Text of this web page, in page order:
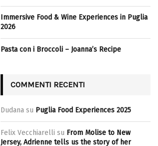
Immersive Food & Wine Experiences in Puglia
2026
Pasta con i Broccoli – Joanna’s Recipe
COMMENTI RECENTI
Dudana su Puglia Food Experiences 2025
Felix Vecchiarelli su From Molise to New
Jersey, Adrienne tells us the story of her